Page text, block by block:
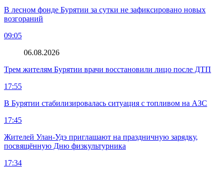
В лесном фонде Бурятии за сутки не зафиксировано новых
возгораний
09:05
06.08.2026
Трем жителям Бурятии врачи восстановили лицо после ДТП
17:55
В Бурятии стабилизировалась ситуация с топливом на АЗС
17:45
Жителей Улан-Удэ приглашают на праздничную зарядку,
посвящённую Дню физкультурника
17:34